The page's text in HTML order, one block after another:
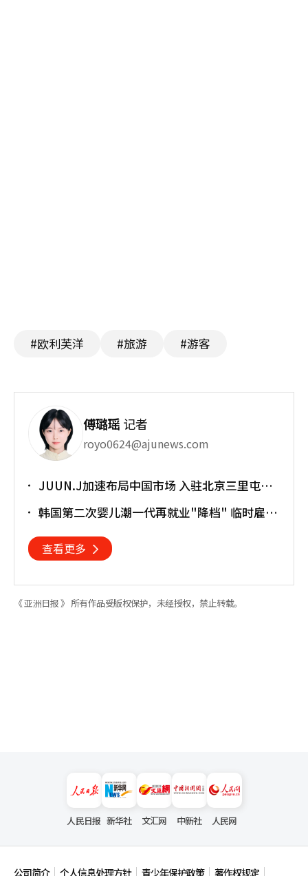
#欧利芙洋 #旅游 #游客
傅璐瑶 记者
royo0624@ajunews.com
JUUN.J加速布局中国市场 入驻北京三里屯太
韩国第二次婴儿潮一代再就业"降档" 临时雇员
查看更多
《 亚洲日报 》 所有作品受版权保护，未经授权，禁止转载。
人民日报 新华社 文汇网 中新社 人民网
公司简介 个人信息处理方针 青少年保护政策 著作权规定